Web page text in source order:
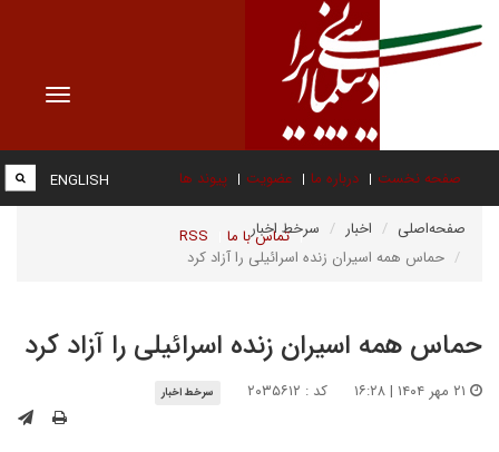
Toggle
صفحه نخست درباره ما عضویت پیوند ها
تماس با ما RSS
ENGLISH
صفحه‌اصلی اخبار
سرخط اخبار
حماس همه اسیران زنده اسرائیلی را آزاد کرد
حماس همه اسیران زنده اسرائیلی را آزاد کرد
کد : ۲۰۳۵۶۱۲ سرخط اخبار